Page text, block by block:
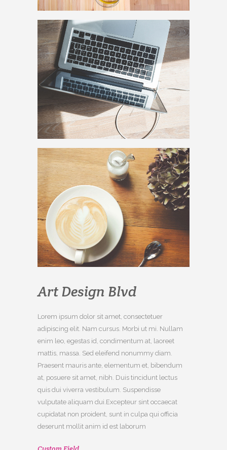
Art Design Blvd
Lorem ipsum dolor sit amet, consectetuer
adipiscing elit. Nam cursus. Morbi ut mi. Nullam
enim leo, egestas id, condimentum at, laoreet
mattis, massa. Sed eleifend nonummy diam.
Praesent mauris ante, elementum et, bibendum
at, posuere sit amet, nibh. Duis tincidunt lectus
quis dui viverra vestibulum. Suspendisse
vulputate aliquam dui.Excepteur sint occaecat
cupidatat non proident, sunt in culpa qui officia
deserunt mollit anim id est laborum